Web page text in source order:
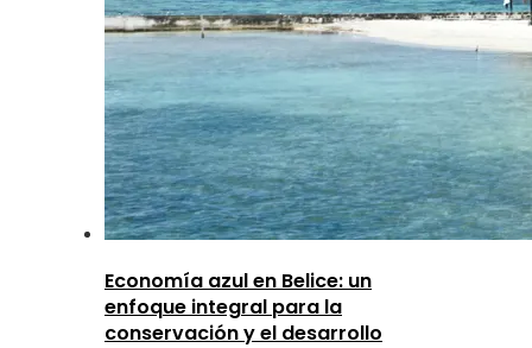
Economía azul en Belice: un
enfoque integral para la
conservación y el desarrollo